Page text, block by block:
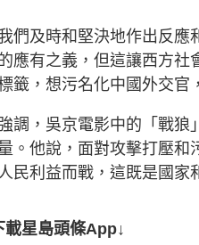
們及時和堅決地作出反應
應有之義，但這讓西方
籤，想污名化中國外交官
調，吳京電影中的「戰狼
。他說，面對攻擊打壓
民利益而戰，這既是國家
載星島頭條App↓